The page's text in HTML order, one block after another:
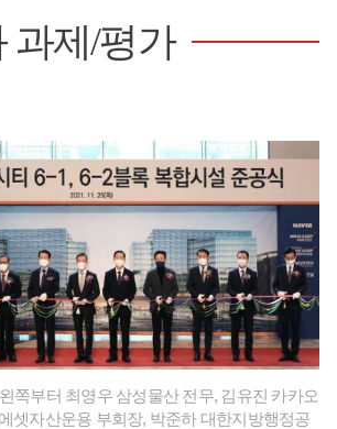
과제/평가
쪽부터 최영우 삼성물산 전무, 김유진 카카오
셋자산운용 부회장, 박준하 대한지방행정공